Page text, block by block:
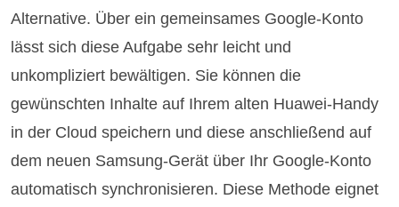
Alternative. Über ein gemeinsames Google-Konto
lässt sich diese Aufgabe sehr leicht und
unkompliziert bewältigen. Sie können die
gewünschten Inhalte auf Ihrem alten Huawei-Handy
in der Cloud speichern und diese anschließend auf
dem neuen Samsung-Gerät über Ihr Google-Konto
automatisch synchronisieren. Diese Methode eignet